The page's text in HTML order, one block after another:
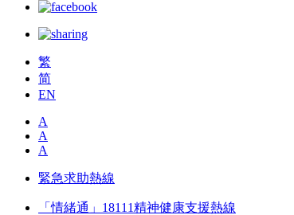
繁
简
EN
A
A
A
緊急求助熱線
「情緒通」18111精神健康支援熱線